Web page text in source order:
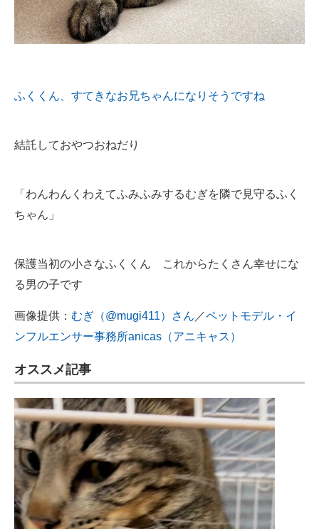
ふくくん、すてきなお兄ちゃんになりそうですね
結託しておやつおねだり
「わんわんくわえてふみふみするむぎを隣で見守るふく
ちゃん」
保護当初の小さなふくくん これからたくさん幸せにな
る男の子です
画像提供： むぎ（@mugi411）さん ／ペットモデル・イ
ンフルエンサー事務所anicas（アニキャス）
オススメ記事